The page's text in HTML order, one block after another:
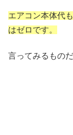
エアコン本体代
はゼロです。
言ってみるもの